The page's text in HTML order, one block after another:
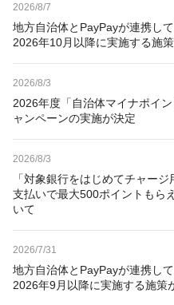
2026/8/7
地方自治体とPayPayが連携し
2026年10月以降に実施する施策
2026/8/3
2026年度「自治体マイナポイ
ャンペーンの実施が決定
2026/8/3
「対象銀行をはじめてチャー
支払いで最大500ポイントもら
いて
2026/7/31
地方自治体とPayPayが連携し
2026年9月以降に実施する施策